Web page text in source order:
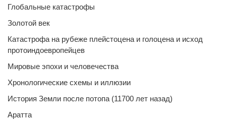
Глобальные катастрофы
Золотой век
Катастрофа на рубеже плейстоцена и голоцена и исход
протоиндоевропейцев
Мировые эпохи и человечества
Хронологические схемы и иллюзии
История Земли после потопа (11700 лет назад)
Аратта